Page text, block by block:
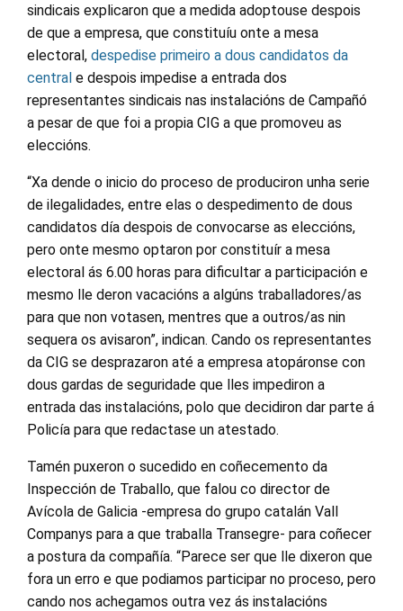
sindicais explicaron que a medida adoptouse despois
de que a empresa, que constituíu onte a mesa
electoral, despedise primeiro a dous candidatos da
central e despois impedise a entrada dos
representantes sindicais nas instalacións de Campañó
a pesar de que foi a propia CIG a que promoveu as
eleccións.
“Xa dende o inicio do proceso de produciron unha serie
de ilegalidades, entre elas o despedimento de dous
candidatos día despois de convocarse as eleccións,
pero onte mesmo optaron por constituír a mesa
electoral ás 6.00 horas para dificultar a participación e
mesmo lle deron vacacións a algúns traballadores/as
para que non votasen, mentres que a outros/as nin
sequera os avisaron”, indican. Cando os representantes
da CIG se desprazaron até a empresa atopáronse con
dous gardas de seguridade que lles impediron a
entrada das instalacións, polo que decidiron dar parte á
Policía para que redactase un atestado.
Tamén puxeron o sucedido en coñecemento da
Inspección de Traballo, que falou co director de
Avícola de Galicia -empresa do grupo catalán Vall
Companys para a que traballa Transegre- para coñecer
a postura da compañía. “Parece ser que lle dixeron que
fora un erro e que podiamos participar no proceso, pero
cando nos achegamos outra vez ás instalacións